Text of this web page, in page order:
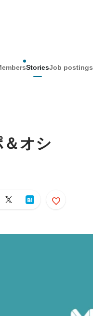
StoriesJob postings
オシ